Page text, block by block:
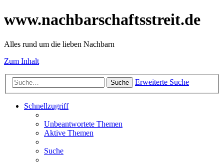
www.nachbarschaftsstreit.de
Alles rund um die lieben Nachbarn
Zum Inhalt
Suche Erweiterte Suche
Schnellzugriff
Unbeantwortete Themen
Aktive Themen
Suche